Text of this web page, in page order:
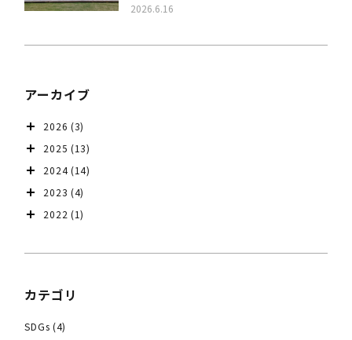
2026.6.16
アーカイブ
2026 (3)
2025 (13)
2024(14)
2023 (4)
2022 (1)
カテゴリ
SDGs (4)